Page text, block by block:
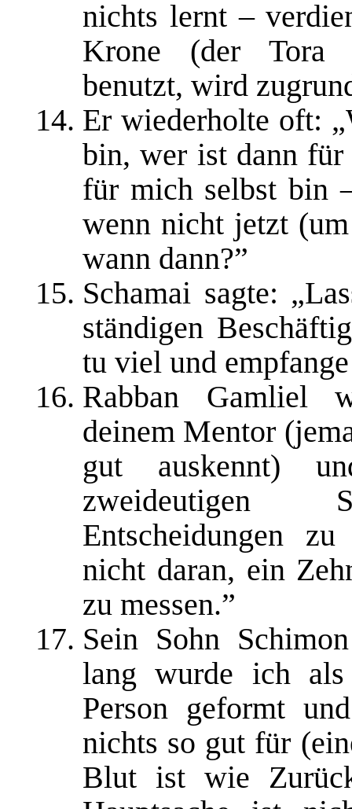
nichts lernt –
Krone (der Tora
benutzt, wird
Er wiederholte oft:
bin, wer ist dann
für mich selbst bin
wenn nicht jetzt
wann dann?”
Schamai sagte:
ständigen
tu viel und
Rabban Gamliel
deinem Mentor
gut auskennt)
zweideutigen
Entscheidungen
nicht daran, ein
zu messen.”
Sein Sohn
lang wurde ich als
Person geformt
nichts so gut für
Blut ist wie